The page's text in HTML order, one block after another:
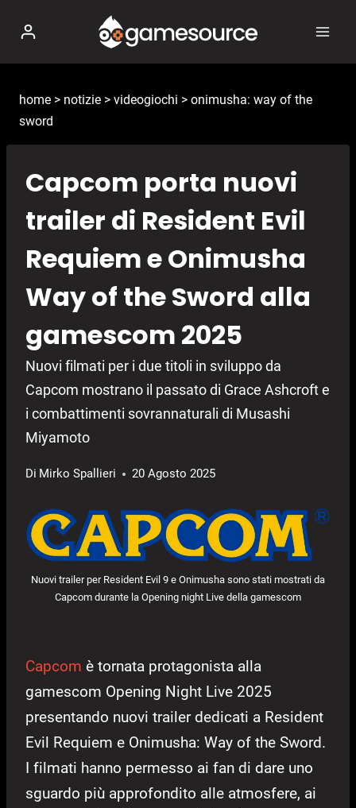
contenuto
home > notizie > videogiochi > onimusha: way of the
sword
Capcom porta nuovi
trailer di Resident Evil
Requiem e Onimusha
Way of the Sword alla
gamescom 2025
Nuovi filmati per i due titoli in sviluppo da
Capcom mostrano il passato di Grace Ashcroft e
i combattimenti sovrannaturali di Musashi
Miyamoto
Di Mirko Spallieri 20 Agosto 2025
Nuovi trailer per Resident Evil 9 e Onimusha sono stati mostrati da
Capcom durante la Opening night Live della gamescom
Capcom è tornata protagonista alla
gamescom Opening Night Live 2025
presentando nuovi trailer dedicati a Resident
Evil Requiem e Onimusha: Way of the Sword.
I filmati hanno permesso ai fan di dare uno
sguardo più approfondito alle atmosfere, ai